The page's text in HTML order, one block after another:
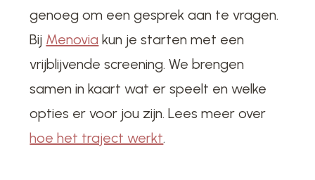
genoeg om een gesprek aan te vragen.
Bij Menovia kun je starten met een
vrijblijvende screening. We brengen
samen in kaart wat er speelt en welke
opties er voor jou zijn. Lees meer over
hoe het traject werkt.